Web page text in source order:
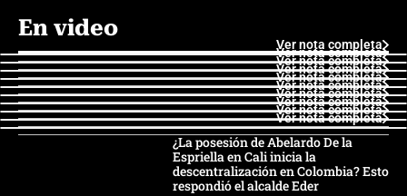
En video
Ver nota completa
Ver nota completa
Ver nota completa
Ver nota completa
Ver nota completa
Ver nota completa
Ver nota completa
Ver nota completa
Ver nota completa
Ver nota completa
¿La posesión de Abelardo De la
Espriella en Cali inicia la
descentralización en Colombia? Esto
respondió el alcalde Eder